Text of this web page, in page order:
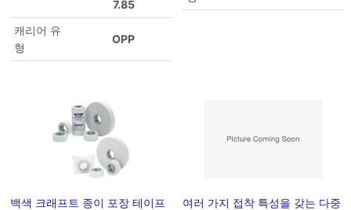
7.85
캐리어 유
형
OPP
백색 크래프트 종이 포장 테이프
여러 가지 접착 특성을 갖는 다중